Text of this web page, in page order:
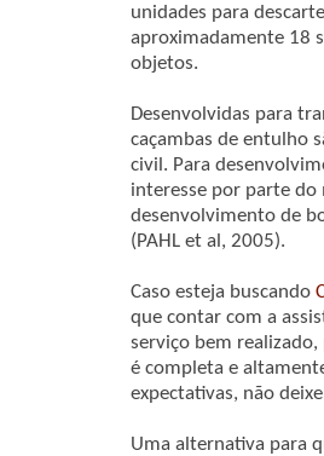
unidades para
aproximadamente 18
objetos.
Desenvolvidas para
caçambas de entulho
civil. Para
interesse por parte do
desenvolvimento de
(PAHL et al, 2005).
Caso esteja buscando
que contar com a
serviço bem realizado,
é completa e
expectativas, não
Uma alternativa para